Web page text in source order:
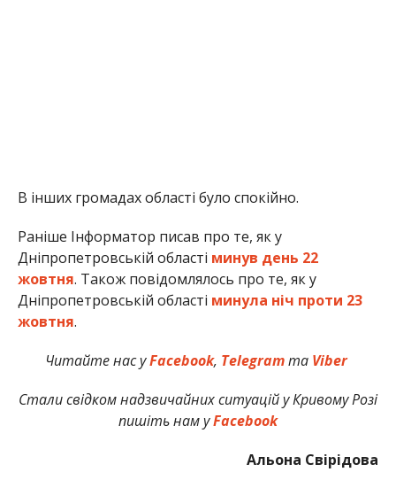
В інших громадах області було спокійно.
Раніше Інформатор писав про те, як у
Дніпропетровській області минув день 22
жовтня. Також повідомлялось про те, як у
Дніпропетровській області минула ніч проти 23
жовтня.
Читайте нас уFacebook, Telegramта Viber
Стали свідком надзвичайних ситуацій у Кривому Розі
пишіть нам уFacebook
Альона Свірідова